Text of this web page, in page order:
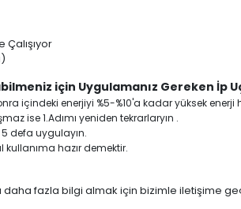
için Uygulamanız Gereken İp
içindeki enerjiyi %5-%10'a kadar yüksek
ise 1.Adımı yeniden tekrarlaryın .
defa uygulayın.
kullanıma hazır demektir.
daha fazla bilgi almak için bizimle iletişime